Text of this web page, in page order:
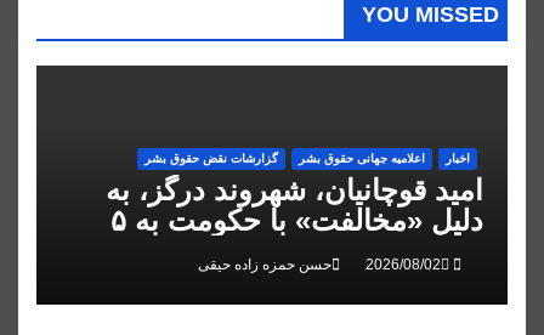
YOU MISSED
اخبار اعلاميه جهانی حقوق بشر گزارشات نقض حقوق بشر
امید قوچانیان، شهروند درگز، به
دلیل «مخالفت» با حکومت به ۵
سال زندان محکوم شد
حسن حمزه زاده حیقی